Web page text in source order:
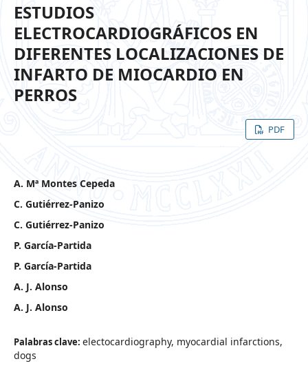
ESTUDIOS
ELECTROCARDIOGRÁFICOS EN
DIFERENTES LOCALIZACIONES DE
INFARTO DE MIOCARDIO EN
PERROS
PDF
A. Mª Montes Cepeda
C. Gutiérrez-Panizo
C. Gutiérrez-Panizo
P. García-Partida
P. García-Partida
A. J. Alonso
A. J. Alonso
Palabras clave: electocardiography, myocardial infarctions,
dogs